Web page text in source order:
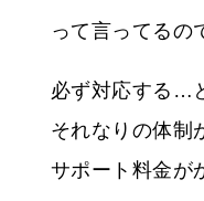
って言ってるの
必ず対応する…
それなりの体制
サポート料金が